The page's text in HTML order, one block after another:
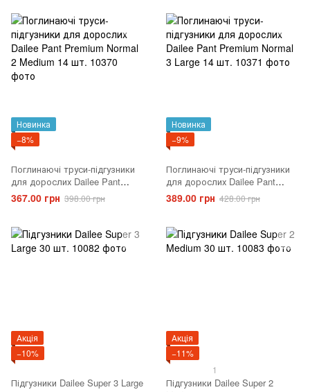
Новинка
−8%
Поглинаючі труси-підгузники
для дорослих Dailee Pant
Premium Normal 2 Medium 14
шт.
367.00 грн 398.00 грн
Новинка
−9%
Поглинаючі труси-підгузники
для дорослих Dailee Pant
Premium Normal 3 Large 14 шт.
389.00 грн 428.00 грн
Акція
−10%
Підгузники Dailee Super 3 Large
Акція
−11%
1
Підгузники Dailee Super 2